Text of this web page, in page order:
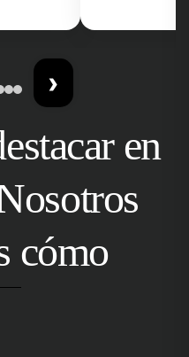
›
en
cómo